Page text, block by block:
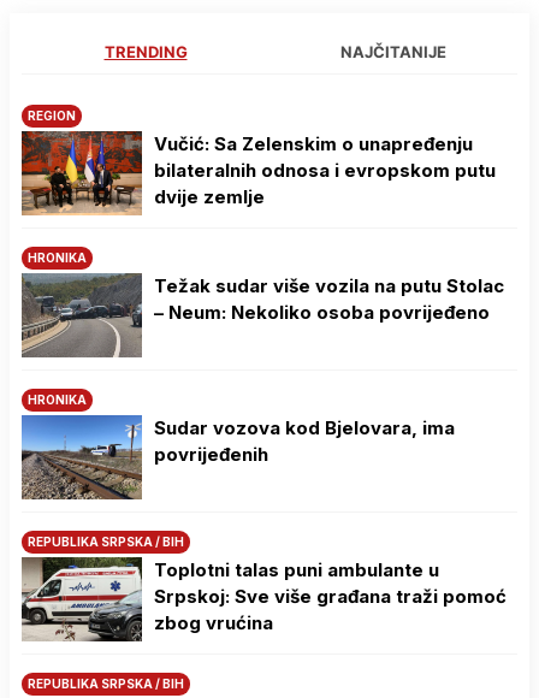
TRENDING NAJČITANIJE
REGION
Vučić: Sa Zelenskim o unapređenju
bilateralnih odnosa i evropskom putu
dvije zemlje
HRONIKA
Težak sudar više vozila na putu Stolac
– Neum: Nekoliko osoba povrijeđeno
HRONIKA
Sudar vozova kod Bjelovara, ima
povrijeđenih
REPUBLIKA SRPSKA / BIH
Toplotni talas puni ambulante u
Srpskoj: Sve više građana traži pomoć
zbog vrućina
REPUBLIKA SRPSKA / BIH